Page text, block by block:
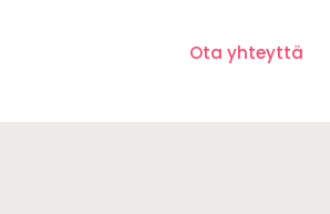
Ota yhteyttä